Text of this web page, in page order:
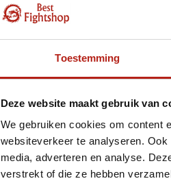
Toestemming
Deze website maakt gebruik van
We gebruiken cookies om content
websiteverkeer te analyseren.
media, adverteren en analyse.
verstrekt of die ze hebben
Goldsgym
Producten